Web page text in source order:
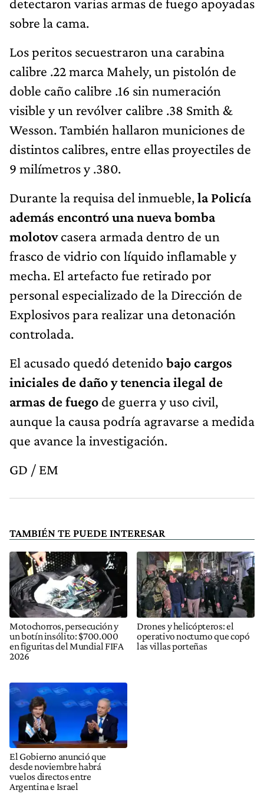
detectaron varias armas de fuego apoyadas
sobre la cama.
Los peritos secuestraron una carabina
calibre .22 marca Mahely, un pistolón de
doble caño calibre .16 sin numeración
visible y un revólver calibre .38 Smith &
Wesson. También hallaron municiones de
distintos calibres, entre ellas proyectiles de
9 milímetros y .380.
Durante la requisa del inmueble,la Policía
además encontró una nueva bomba
molotovcasera armada dentro de un
frasco de vidrio con líquido inflamable y
mecha. El artefacto fue retirado por
personal especializado de la Dirección de
Explosivos para realizar una detonación
controlada.
El acusado quedó detenido bajo cargos
iniciales de daño y tenencia ilegal de
armas de fuego de guerra y uso civil,
aunque la causa podría agravarse a medida
que avance la investigación.
GD / EM
TAMBIÉN TE PUEDE INTERESAR
Motochorros, persecución y
un botín insólito: $700.000
en figuritas del Mundial FIFA
2026
Drones y helicópteros: el
operativo nocturno que copó
las villas porteñas
El Gobierno anunció que
desde noviembre habrá
vuelos directos entre
Argentina e Israel